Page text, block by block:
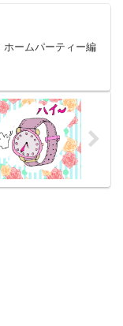
ホームパーティー編